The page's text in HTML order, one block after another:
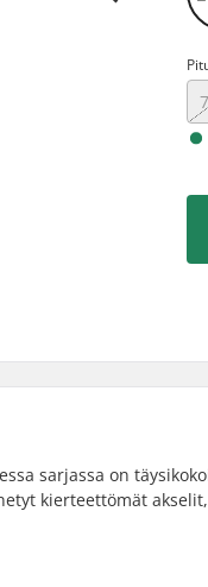
sarjassa on
kierteettömät